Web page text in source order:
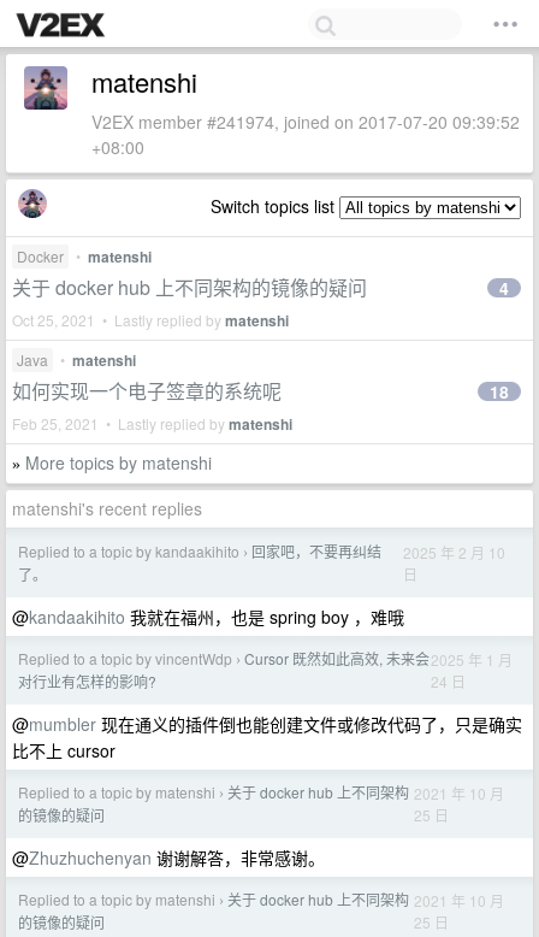
matenshi
V2EX member #241974, joined on 2017-07-20 09:39:52
+08:00
Switch topics list
Docker • matenshi
关于 docker hub 上不同架构的镜像的疑问
Oct 25, 2021 • Lastly replied bymatenshi
4
Java • matenshi
如何实现一个电子签章的系统呢
Feb 25, 2021 • Lastly replied bymatenshi
18
» More topics by matenshi
matenshi's recent replies
Replied to a topic by kandaakihito › 回家吧，不要再纠结
了。
2025 年 2 月 10
日
@kandaakihito 我就在福州，也是 spring boy ，难哦
Replied to a topic by vincentWdp › Cursor 既然如此高效, 未来会
对行业有怎样的影响?
2025 年 1 月
24 日
@mumbler 现在通义的插件倒也能创建文件或修改代码了，只是确实
比不上 cursor
Replied to a topic by matenshi › 关于 docker hub 上不同架构
的镜像的疑问
2021 年 10 月
25 日
@Zhuzhuchenyan 谢谢解答，非常感谢。
Replied to a topic by matenshi › 关于 docker hub 上不同架构
的镜像的疑问
2021 年 10 月
25 日